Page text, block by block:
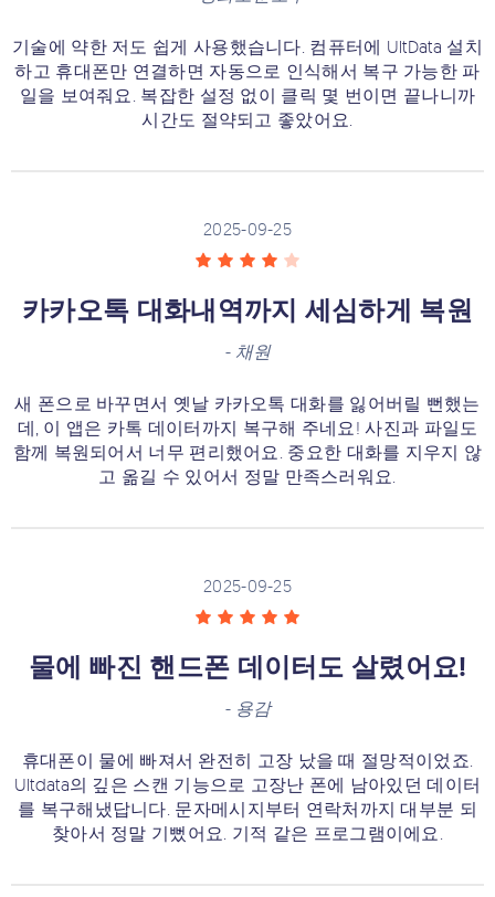
기술에 약한 저도 쉽게 사용했습니다. 컴퓨터에 UltData 설치
하고 휴대폰만 연결하면 자동으로 인식해서 복구 가능한 파
일을 보여줘요. 복잡한 설정 없이 클릭 몇 번이면 끝나니까
시간도 절약되고 좋았어요.
2025-09-25
카카오톡 대화내역까지 세심하게 복원
- 채원
새 폰으로 바꾸면서 옛날 카카오톡 대화를 잃어버릴 뻔했는
데, 이 앱은 카톡 데이터까지 복구해 주네요! 사진과 파일도
함께 복원되어서 너무 편리했어요. 중요한 대화를 지우지 않
고 옮길 수 있어서 정말 만족스러워요.
2025-09-25
물에 빠진 핸드폰 데이터도 살렸어요!
- 용감
휴대폰이 물에 빠져서 완전히 고장 났을 때 절망적이었죠.
Ultdata의 깊은 스캔 기능으로 고장난 폰에 남아있던 데이터
를 복구해냈답니다. 문자메시지부터 연락처까지 대부분 되
찾아서 정말 기뻤어요. 기적 같은 프로그램이에요.